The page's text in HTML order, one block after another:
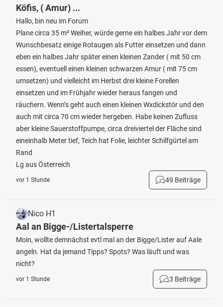
Köfis, ( Amur) ...
Hallo, bin neu im Forum
Plane circa 35 m² Weiher, würde gerne ein halbes Jahr vor dem
Wunschbesatz einige Rotaugen als Futter einsetzen und dann
eben ein halbes Jahr später einen kleinen Zander ( mit 50 cm
essen), eventuell einen kleinen schwarzen Amur ( mit 75 cm
umsetzen) und vielleicht im Herbst drei kleine Forellen
einsetzen und im Frühjahr wieder heraus fangen und
räuchern. Wenn’s geht auch einen kleinen Wxdickstör und den
auch mit circa 70 cm wieder hergeben. Habe keinen Zufluss
aber kleine Sauerstoffpumpe, circa dreiviertel der Fläche sind
eineinhalb Meter tief, Teich hat Folie, leichter Schilfgürtel am
Rand
Lg aus Österreich
vor 1 Stunde 49 Beiträge
Nico H1
Aal an Bigge-/Listertalsperre
Moin, wollte demnächst evtl mal an der Bigge/Lister auf Aale
angeln. Hat da jemand Tipps? Spots? Was läuft und was
nicht?
vor 1 Stunde 3 Beiträge